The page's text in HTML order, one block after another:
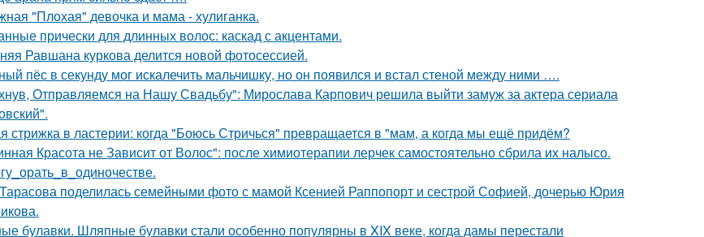
"Плохая" девочка и мама - хулиганка.
прически для длинных волос: каскад с акцентами.
Равшана куркова делится новой фотосессией.
пёс в секунду мог искалечить мальчишку, но он появился и встал стеной между ними ….
Отправляемся на Нашу Свадьбу": Мирослава Карпович решила выйти замуж за актера сериала
стрижка в ластерии: когда "Боюсь Стричься" превращается в "мам, а когда мы ещё придём?
Красота не Зависит от Волос": после химиотерапии лерчек самостоятельно сбрила их налысо.
поделилась семейными фото с мамой Ксенией Раппопорт и сестрой Софией, дочерью Юрия
булавки. Шляпные булавки стали особенно популярны в XIX веке, когда дамы перестали